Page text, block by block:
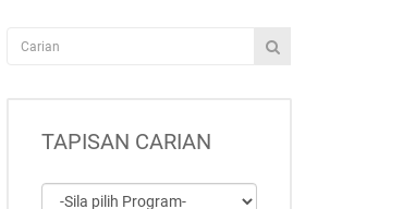
TAPISAN CARIAN